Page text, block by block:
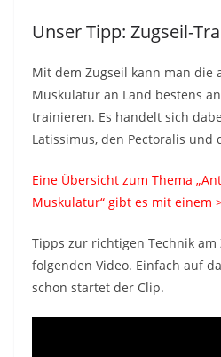
Unser Tipp: Zugseil-
Mit dem Zugseil kann man die
Muskulatur an Land bestens
trainieren. Es handelt sich
Latissimus, den Pectoralis und
Eine Übersicht zum Thema
Muskulatur“ gibt es mit einem
Tipps zur richtigen Technik
folgenden Video. Einfach auf
schon startet der Clip.